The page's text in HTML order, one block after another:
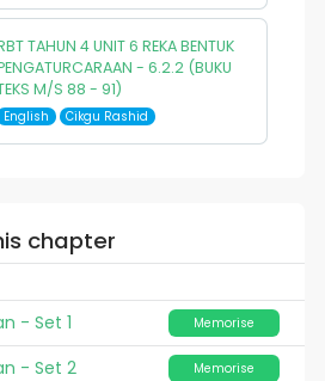
TAHUN 4 UNIT 6 REKA BENTUK
- 6.2.2 (BUKU
M/S 88 - 91)
English Cikgu Rashid
chapter
- Set 1
Memorise
- Set 2 Memorise